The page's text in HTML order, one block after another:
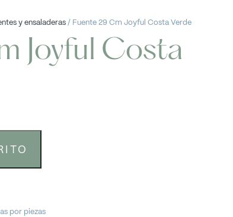
y ensaladeras/ Fuente 29 Cm Joyful Costa Verde
Joyful Costa
por piezas